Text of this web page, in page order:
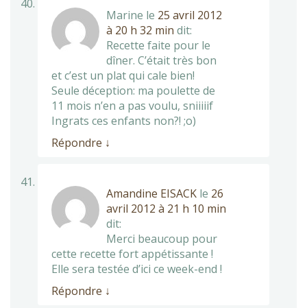
Marine le 25 avril 2012
à 20 h 32 min dit:
Recette faite pour le
dîner. C’était très bon
et c’est un plat qui cale bien!
Seule déception: ma poulette de
11 mois n’en a pas voulu, sniiiiif
Ingrats ces enfants non?! ;o)
Répondre ↓
Amandine EISACK le 26
avril 2012 à 21 h 10 min
dit:
Merci beaucoup pour
cette recette fort appétissante !
Elle sera testée d’ici ce week-end !
Répondre ↓